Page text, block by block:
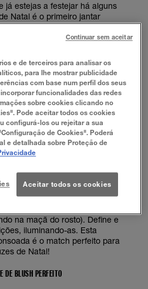
já estejas a festejar há alguns
Natal é o primeiro jantar
para estar em família, comer,
mais elegantes e esperar a
look para esta noite.
PELE PERFEITA
uma base mate de longa
aSuperStay 24H.
no rosto e espalha
um acabamento com boa
for o teu tipo de pele.
coma técnica do strobing
para realizaro truque do C
na maçã do rosto). Define e
iluminando-as. Esta
é o match perfeito para
de Natal!
DE BLUSH PERFEITO
e de terceiros para analisar os
para lhe mostrar publicidade
com base num perfil dos seus
funcionalidades das redes
sobre cookies clicando no
Pode aceitar todos os cookies
configurá-los ou rejeitar a sua
de Cookies". Poderá
e detalhada sobre Proteção de
Aceitar todos os cookies
Continuar sem aceitar